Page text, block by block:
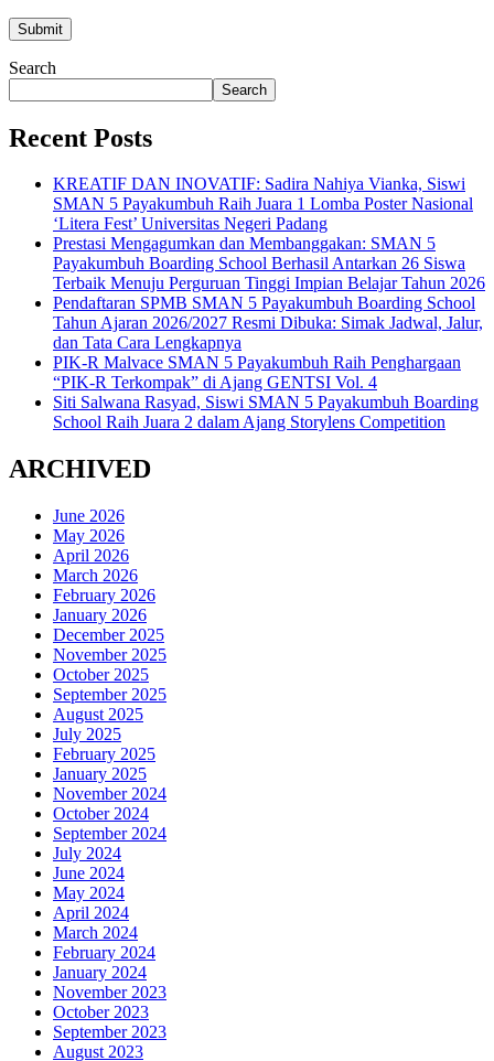
Search
Search
Recent Posts
KREATIF DAN INOVATIF: Sadira Nahiya Vianka, Siswi
SMAN 5 Payakumbuh Raih Juara 1 Lomba Poster Nasional
‘Litera Fest’ Universitas Negeri Padang
Prestasi Mengagumkan dan Membanggakan: SMAN 5
Payakumbuh Boarding School Berhasil Antarkan 26 Siswa
Terbaik Menuju Perguruan Tinggi Impian Belajar Tahun 2026
Pendaftaran SPMB SMAN 5 Payakumbuh Boarding School
Tahun Ajaran 2026/2027 Resmi Dibuka: Simak Jadwal, Jalur,
dan Tata Cara Lengkapnya
PIK-R Malvace SMAN 5 Payakumbuh Raih Penghargaan
“PIK-R Terkompak” di Ajang GENTSI Vol. 4
Siti Salwana Rasyad, Siswi SMAN 5 Payakumbuh Boarding
School Raih Juara 2 dalam Ajang Storylens Competition
ARCHIVED
June 2026
May 2026
April 2026
March 2026
February 2026
January 2026
December 2025
November 2025
October 2025
September 2025
August 2025
July 2025
February 2025
January 2025
November 2024
October 2024
September 2024
July 2024
June 2024
May 2024
April 2024
March 2024
February 2024
January 2024
November 2023
October 2023
September 2023
August 2023